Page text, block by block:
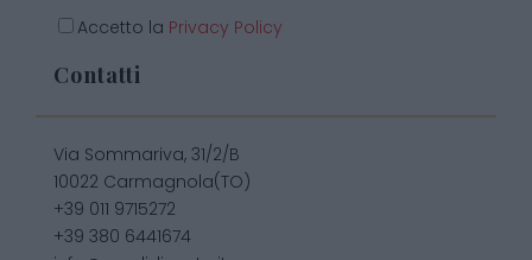
Accetto la Privacy Policy
Contatti
Via Sommariva, 31/2/B
10022 Carmagnola(TO)
+39 011 9715272
+39 380 6441674